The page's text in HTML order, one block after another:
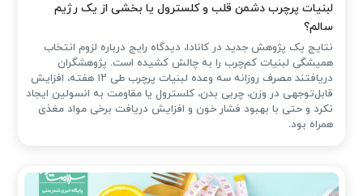
لبنیات پرچرب دشمن قلب و کلسترول یا بخشی از یک رژیم
سالم؟
نتایج یک پژوهش جدید در کانادا، دیدگاه رایج درباره لزوم انتخاب
همیشگی لبنیات کم‌چرب را به چالش کشیده است. پژوهشگران
دریافتند مصرف روزانه سه وعده لبنیات پرچرب طی ۱۲ هفته، افزایش
قابل‌توجهی در وزن، چربی بدن، کلسترول یا مقاومت به انسولین ایجاد
نکرد و حتی با بهبود فشار خون و افزایش دریافت برخی مواد مغذی
همراه بود.